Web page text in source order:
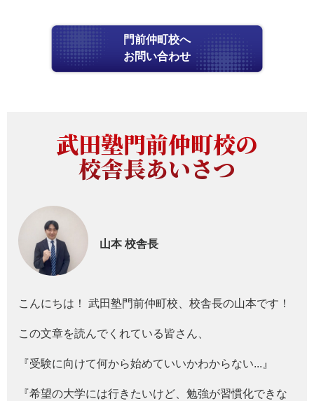
門前仲町校へ
お問い合わせ
武田塾門前仲町校の
校舎長あいさつ
山本校舎長
こんにちは！ 武田塾門前仲町校、校舎長の山本です！
この文章を読んでくれている皆さん、
『受験に向けて何から始めていいかわからない...』
『希望の大学には行きたいけど、勉強が習慣化できな